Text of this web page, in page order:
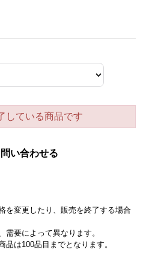
している商品です
い合わせる
を変更したり、販売を終了する場合
需要によって異なります。
品は100品目までとなります。